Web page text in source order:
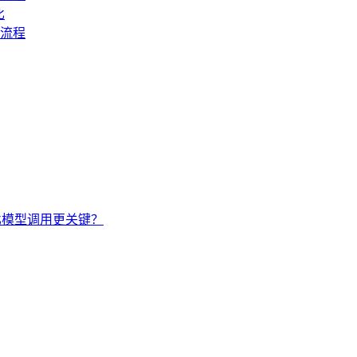
程
型调用更关键？